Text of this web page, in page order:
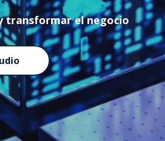
transformar el negocio